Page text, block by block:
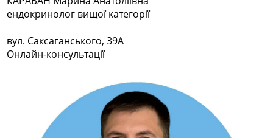
ендокринолог вищої категорії
вул. Саксаганського, 39А
Онлайн-консультації